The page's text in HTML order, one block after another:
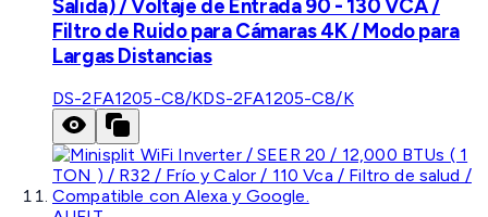
Salida) / Voltaje de Entrada 90 - 130 VCA /
Filtro de Ruido para Cámaras 4K / Modo para
Largas Distancias
DS-2FA1205-C8/KDS-2FA1205-C8/K